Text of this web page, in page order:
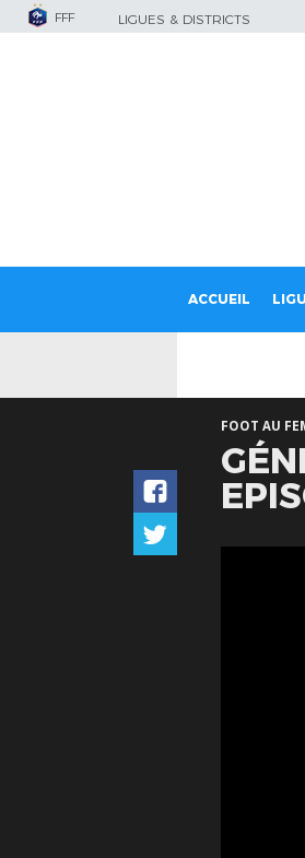
FFF LIGUES & DISTRICTS
ACCUEIL
FOOT AU